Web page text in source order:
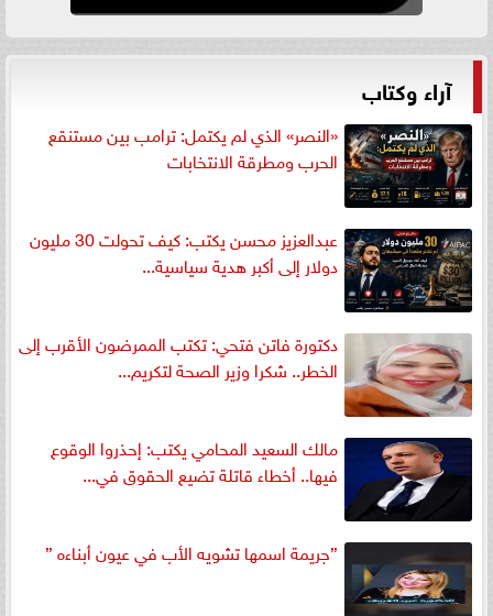
آراء وكتاب
«النصر» الذي لم يكتمل: ترامب بين مستنقع
الحرب ومطرقة الانتخابات
عبدالعزيز محسن يكتب: كيف تحولت 30 مليون
دولار إلى أكبر هدية سياسية...
دكتورة فاتن فتحي: تكتب الممرضون الأقرب إلى
الخطر.. شكرا وزير الصحة لتكريم...
مالك السعيد المحامي يكتب: إحذروا الوقوع
فيها.. أخطاء قاتلة تضيع الحقوق في...
”جريمة اسمها تشويه الأب في عيون أبناءه ”